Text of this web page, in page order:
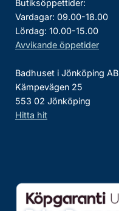
Butiksöppettider:
Vardagar: 09.00-18.00
Lördag: 10.00-15.00
Avvikande öppetider
Badhuset i Jönköping AB
Kämpevägen 25
553 02 Jönköping
Hitta hit